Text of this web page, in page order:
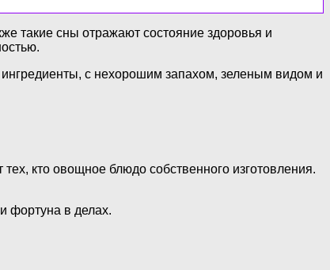
такие сны отражают состояние здоровья и
ингредиенты, с нехорошим запахом, зеленым видом и
кто овощное блюдо собственного изготовления.
фортуна в делах.